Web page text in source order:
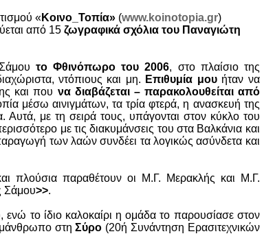
«Κοινο_Τοπία»(www.koinotopia.gr)
από 15 ζωγραφικά σχόλια του Παναγιώτη
Σάμουτο Φθινόπωρο του 2006, στο πλαίσιο της
ντόπιους και μη. Επιθυμία μουήταν να
και που να διαβάζεται – παρακολουθείται από
μέσω αινιγμάτων, τα τρία φτερά, η ανασκευή της
με τη σειρά τους, υπάγονται στον κύκλο του
με τις διακυμάνσεις του στα Βαλκάνια και
των λαών συνδέει τα λογικώς ασύνδετα και
πλούσια παραθέτουν οι Μ.Γ. Μερακλής και Μ.Γ.
Σάμου>>.
το ίδιο καλοκαίρι η ομάδα το παρουσίασε στον
στηΣύρο (20ή Συνάντηση Ερασιτεχνικών